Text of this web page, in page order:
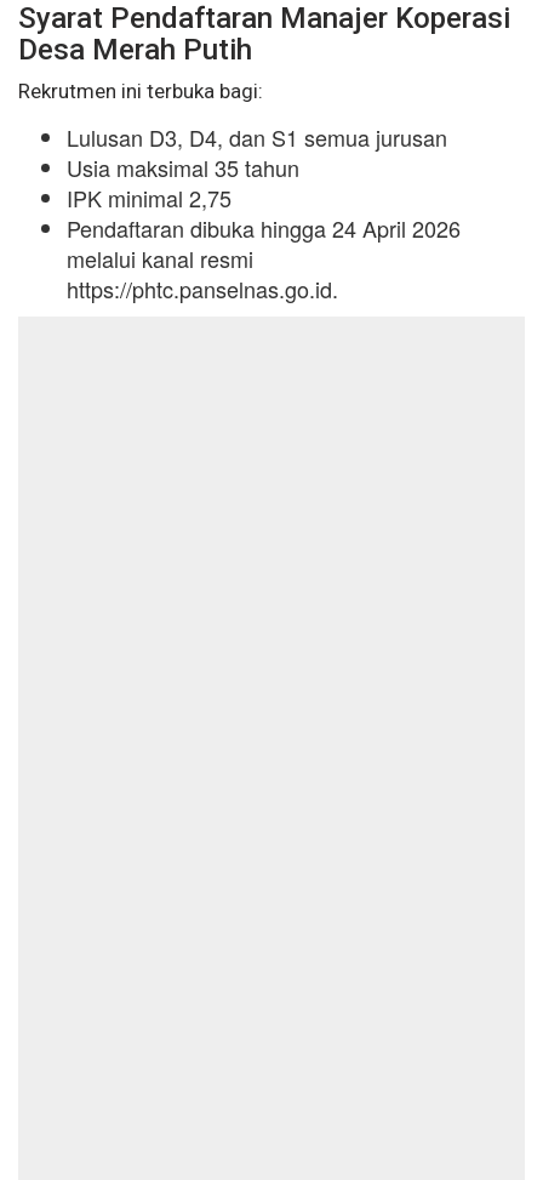
Syarat Pendaftaran Manajer Koperasi
Desa Merah Putih
Rekrutmen ini terbuka bagi:
Lulusan D3, D4, dan S1 semua jurusan
Usia maksimal 35 tahun
IPK minimal 2,75
Pendaftaran dibuka hingga 24 April 2026
melalui kanal resmi
https://phtc.panselnas.go.id.